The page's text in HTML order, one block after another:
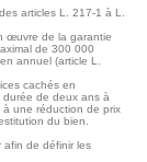
articles L. 217-1 à L.
œuvre de la garantie
de 300 000
annuel (article L.
cachés en
de deux ans à
une réduction de prix
du bien.
afin de définir les